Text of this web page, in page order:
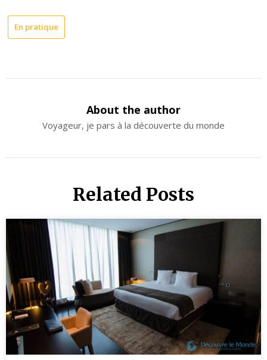
En pratique
About the author
Voyageur, je pars à la découverte du monde
Related Posts